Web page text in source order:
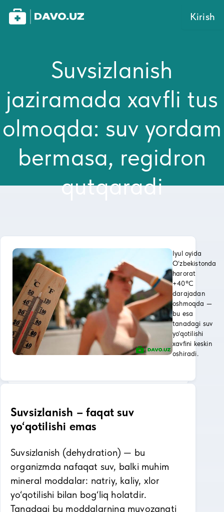
Kirish
Suvsizlanish
jaziramada xavfli tus
olmoqda: suv yordam
bermasa, regidron
qutqaradi
Iyul oyida
O‘zbekistonda
harorat
+40°C
darajadan
oshmoqda —
bu esa
tanadagi suv
yo‘qotilishi
xavfini keskin
oshiradi.
Suvsizlanish – faqat suv
yo‘qotilishi emas
Suvsizlanish (dehydration) — bu
organizmda nafaqat suv, balki muhim
mineral moddalar: natriy, kaliy, xlor
yo‘qotilishi bilan bog‘liq holatdir.
Tanadagi bu moddalarning muvozanati